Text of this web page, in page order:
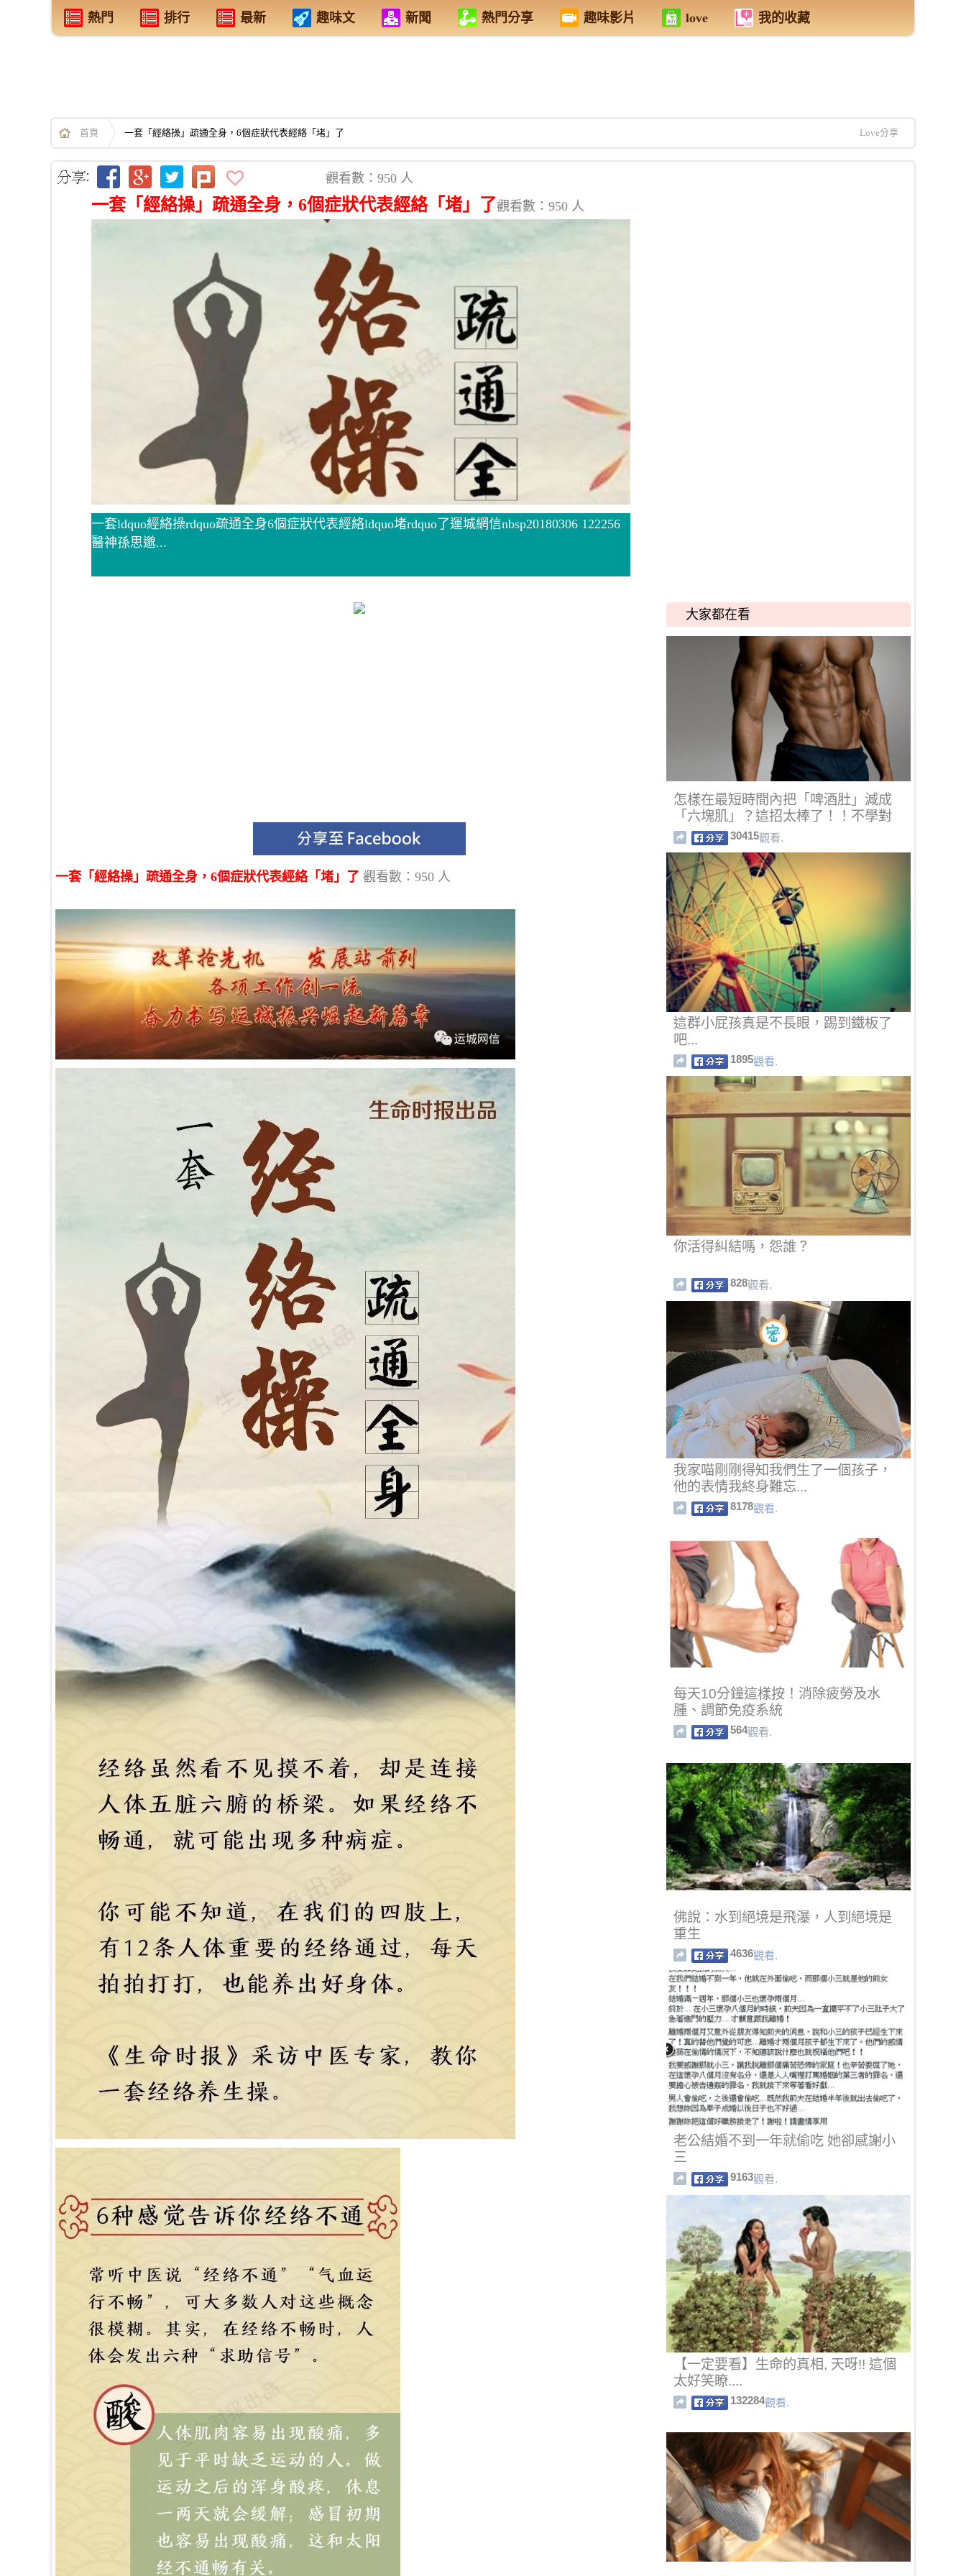
熱門 排行 最新 趣味文 新聞 熱門分享 趣味影片 love 我的收藏
首頁 一套「經絡操」疏通全身，6個症狀代表經絡「堵」了 Love分享
觀看數：950 人
一套「經絡操」疏通全身，6個症狀代表經絡「堵」了觀看數：950 人
一套ldquo經絡操rdquo疏通全身6個症狀代表經絡ldquo堵rdquo了運城網信nbsp20180306 122256
醫神孫思邈...
一套「經絡操」疏通全身，6個症狀代表經絡「堵」了 觀看數：950 人
大家都在看
怎樣在最短時間內把「啤酒肚」減成
「六塊肌」？這招太棒了！！不學對
不起自己…30415觀看.
這群小屁孩真是不長眼，踢到鐵板了
吧...
1895觀看.
你活得糾結嗎，怨誰？
828觀看.
我家喵剛剛得知我們生了一個孩子，
他的表情我終身難忘...
8178觀看.
每天10分鐘這樣按！消除疲勞及水
腫、調節免疫系統
564觀看.
佛說：水到絕境是飛瀑，人到絕境是
重生
4636觀看.
老公結婚不到一年就偷吃 她卻感謝小
三
9163觀看.
【一定要看】生命的真相, 天呀!! 這個
太好笑瞭....
132284觀看.